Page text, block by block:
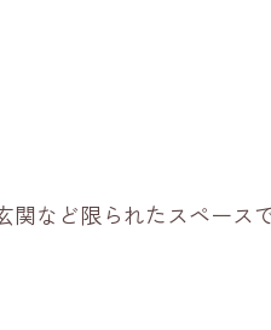
など限られたスペース